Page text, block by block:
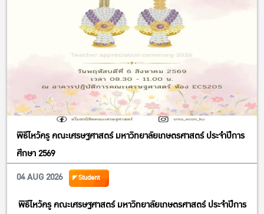
พิธีไหว้ครู คณะเศรษฐศาสตร์ มหาวิทยาลัยเกษตรศาสตร์ ประจำปีการ
ศึกษา 2569
04 AUG 2026
Student
พิธีไหว้ครู คณะเศรษฐศาสตร์ มหาวิทยาลัยเกษตรศาสตร์ ประจำปีการ